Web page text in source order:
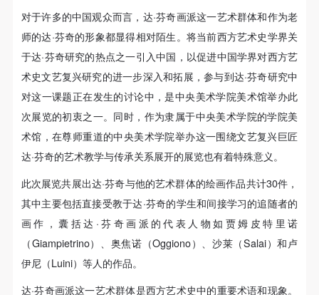
切成为可能。在伦巴第工作的达·芬奇的学生中，最有天
赋的是伯纳迪诺·卢伊尼（Bernardino Luini）。但我们
当然不能忽视布拉曼蒂诺（Bramantino）的贡献：他描
绘了那个非常著名的主题，那就是“岩间圣母”。这个主
题也是伯纳迪诺·德·康提一幅画的主题。沙莱（吉安·贾
可蒙·卡坡蒂）的《神圣的对话》也值得一阅，其中圣安
妮的形象使人联想起丢勒的创作。正如我们所看到的，
的背景前，身后巨大的裂岩与迫在眉睫的暴风雨遥相呼
应，这是切萨雷·达·塞斯托（Cesare da Sesto）的贡
献。
对于许多的中国观众而言，达·芬奇画派这一艺术群体和作为老
师的达·芬奇的形象都显得相对陌生。将当前西方艺术史学界关
于达·芬奇研究的热点之一引入中国，以促进中国学界对西方艺
术史文艺复兴研究的进一步深入和拓展，参与到达·芬奇研究中
对这一课题正在发生的讨论中，是中央美术学院美术馆举办此
次展览的初衷之一。同时，作为隶属于中央美术学院的学院美
术馆，在尊师重道的中央美术学院举办这一围绕文艺复兴巨匠
达·芬奇的艺术教学与传承关系展开的展览也有着特殊意义。
此次展览共展出达·芬奇与他的艺术群体的绘画作品共计30件，
其中主要包括直接受教于达·芬奇的学生和间接学习的追随者的
画作，囊括达·芬奇画派的代表人物如贾姆皮特里诺
（Giampietrino）、奥焦诺（Oggiono）、沙莱（Salai）和卢
伊尼（Luini）等人的作品。
达·芬奇画派这一艺术群体是西方艺术史中的重要术语和现象。
与者因个人原因在使用相应绘画工具、创作材料及配
套设备、设施造成个人受伤、伤害他人及造成相应工
具、材料、设备或设施的故障或损坏。参与活动者应
当承当相应的全部责任，并主动赔偿相应的经济损
失。活动中任何非事故当事人及美术馆将不承担人身
事故的任何责任。
中央美术学院美术馆肖像权许可使用协议
根据《中华人民共和国广告法》、《中华人民共和国
民法通则》以及 最高人民法院关于贯彻执行 《中华
人民共和国民法通则》若干问题的意见（试行）>的
有关规定，为明确肖像许可方（甲方）和使用方（乙
方）的权利义务关系，经双方友好协商，甲乙双方就
带有甲方肖像的作品的使用达成如下一致协议：
一、 一般约定
与者因个人原因在使用相应绘画工具、创作材料及配
套设备、设施造成个人受伤、伤害他人及造成相应工
具、材料、设备或设施的故障或损坏。参与活动者应
当承当相应的全部责任，并主动赔偿相应的经济损
失。活动中任何非事故当事人及美术馆将不承担人身
事故的任何责任。
中央美术学院美术馆肖像权许可使用协议
根据《中华人民共和国广告法》、《中华人民共和国
民法通则》以及 最高人民法院关于贯彻执行 《中华
人民共和国民法通则》若干问题的意见（试行）>的
有关规定，为明确肖像许可方（甲方）和使用方（乙
方）的权利义务关系，经双方友好协商，甲乙双方就
带有甲方肖像的作品的使用达成如下一致协议：
一、 一般约定
与者因个人原因在使用相应绘画工具、创作材料及配
套设备、设施造成个人受伤、伤害他人及造成相应工
具、材料、设备或设施的故障或损坏。参与活动者应
当承当相应的全部责任，并主动赔偿相应的经济损
失。活动中任何非事故当事人及美术馆将不承担人身
事故的任何责任。
中央美术学院美术馆肖像权许可使用协议
根据《中华人民共和国广告法》、《中华人民共和国
民法通则》以及 最高人民法院关于贯彻执行 《中华
人民共和国民法通则》若干问题的意见（试行）>的
有关规定，为明确肖像许可方（甲方）和使用方（乙
方）的权利义务关系，经双方友好协商，甲乙双方就
带有甲方肖像的作品的使用达成如下一致协议：
一、 一般约定